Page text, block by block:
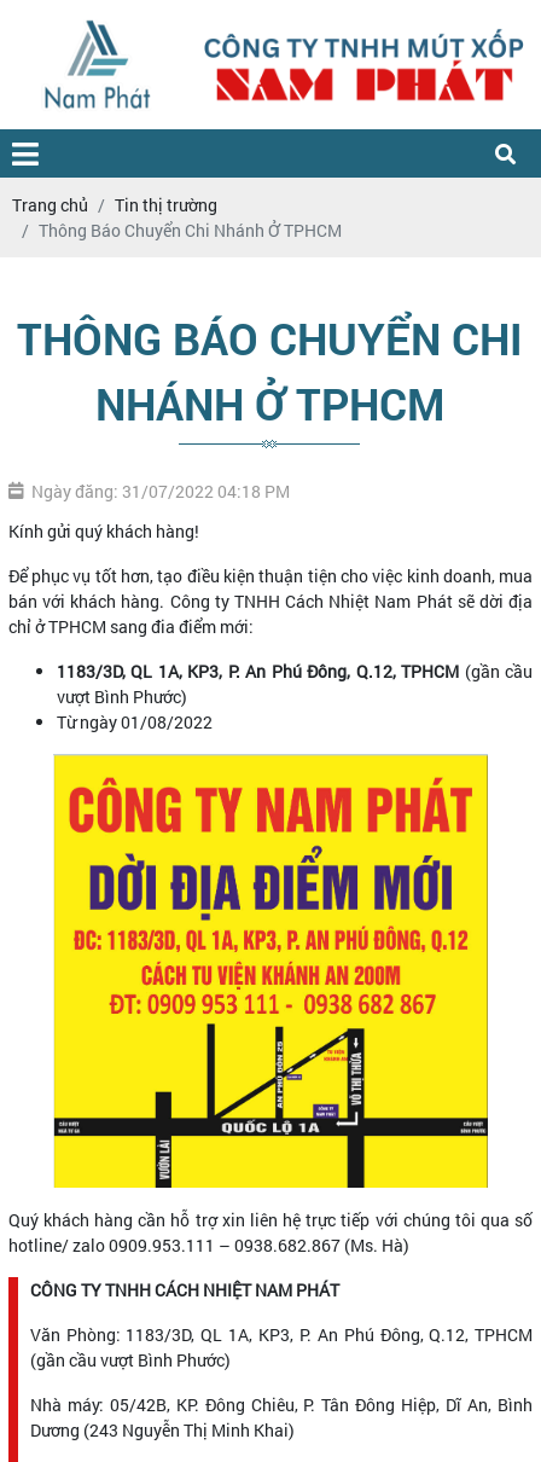
Trang chủ
Tin thị trường
Thông Báo Chuyển Chi Nhánh Ở TPHCM
THÔNG BÁO CHUYỂN CHI
NHÁNH Ở TPHCM
Ngày đăng: 31/07/2022 04:18 PM
Kính gửi quý khách hàng!
Để phục vụ tốt hơn, tạo điều kiện thuận tiện cho việc kinh doanh, mua
bán với khách hàng. Công ty TNHH Cách Nhiệt Nam Phát sẽ dời địa
chỉ ở TPHCM sang đia điểm mới:
1183/3D, QL 1A, KP3, P. An Phú Đông, Q.12, TPHCM (gần cầu
vượt Bình Phước)
Từ ngày 01/08/2022
Quý khách hàng cần hỗ trợ xin liên hệ trực tiếp với chúng tôi qua số
hotline/ zalo 0909.953.111 – 0938.682.867 (Ms. Hà)
CÔNG TY TNHH CÁCH NHIỆT NAM PHÁT
Văn Phòng: 1183/3D, QL 1A, KP3, P. An Phú Đông, Q.12, TPHCM
(gần cầu vượt Bình Phước)
Nhà máy: 05/42B, KP. Đông Chiêu, P. Tân Đông Hiệp, Dĩ An, Bình
Dương (243 Nguyễn Thị Minh Khai)